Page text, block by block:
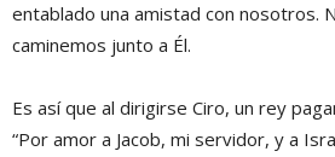
entablado una amistad con nosotros.
caminemos junto a Él.
Es así que al dirigirse Ciro, un rey
“Por amor a Jacob, mi servidor, y a